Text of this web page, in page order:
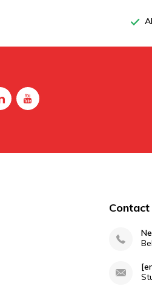
Contact